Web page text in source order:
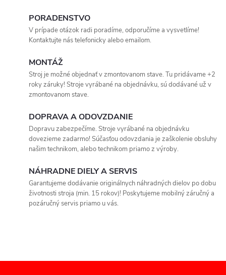
p
PORADENSTVO
V prípade otázok radi poradíme, odporučíme a vysvetlíme!
Kontaktujte nás telefonicky alebo emailom.
MONTÁŽ
Stroj je možné objednať v zmontovanom stave. Tu pridávame +2
roky záruky! Stroje vyrábané na objednávku, sú dodávané už v
zmontovanom stave.
DOPRAVA A ODOVZDANIE
Dopravu zabezpečíme. Stroje vyrábané na objednávku
dovezieme zadarmo! Súčasťou odovzdania je zaškolenie obsluhy
našim technikom, alebo technikom priamo z výroby.
NÁHRADNE DIELY A SERVIS
Garantujeme dodávanie originálnych náhradných dielov po dobu
životnosti stroja (min. 15 rokov)! Poskytujeme mobilný záručný a
pozáručný servis priamo u vás.